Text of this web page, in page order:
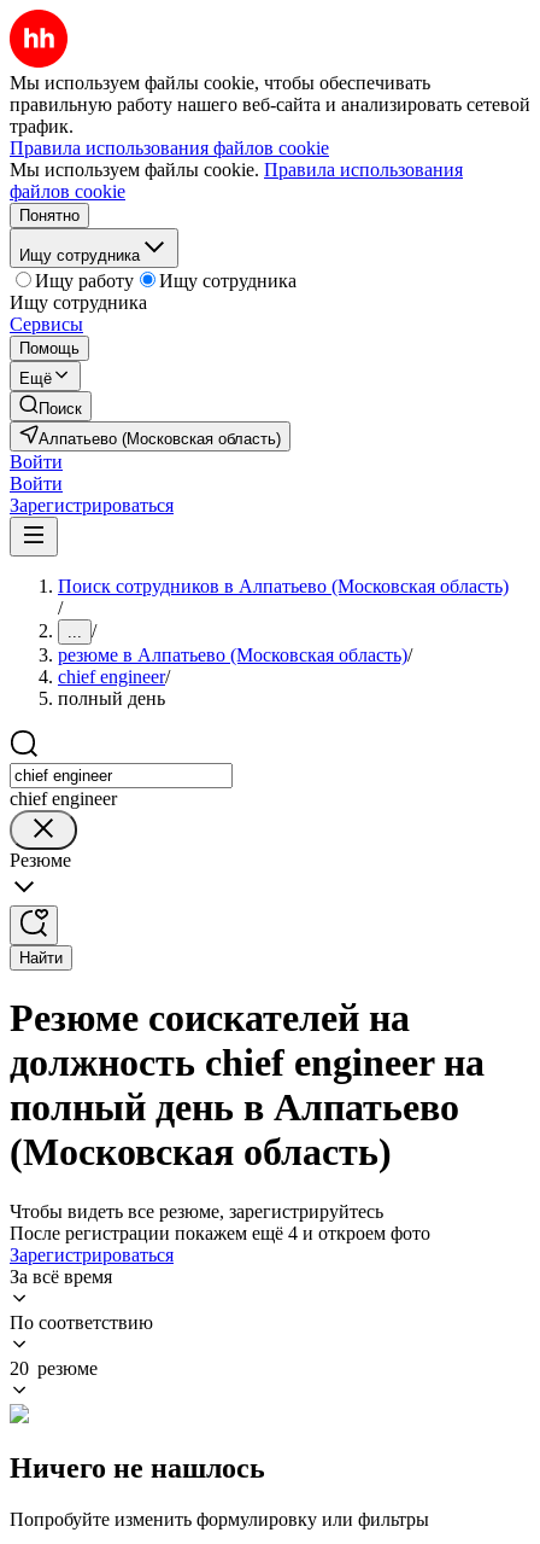
Мы используем файлы cookie, чтобы обеспечивать
правильную работу нашего веб-сайта и анализировать сетевой
трафик.
Правила использования файлов cookie
Мы используем файлы cookie. Правила использования
файлов cookie
Понятно
Ищу сотрудника
Ищу работу
Ищу сотрудника
Ищу сотрудника
Сервисы
Помощь
Ещё
Поиск
Алпатьево (Московская область)
Войти
Войти
Зарегистрироваться
Поиск сотрудников в Алпатьево (Московская область)
/
... /
резюме в Алпатьево (Московская область)/
chief engineer/
полный день
chief engineer
Резюме
Найти
Резюме соискателей на
должность chief engineer на
полный день в Алпатьево
(Московская область)
Чтобы видеть все резюме, зарегистрируйтесь
После регистрации покажем ещё 4 и откроем фото
Зарегистрироваться
За всё время
По соответствию
20 резюме
Ничего не нашлось
Попробуйте изменить формулировку или фильтры